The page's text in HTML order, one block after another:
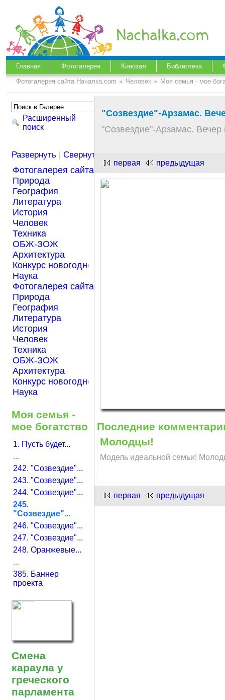
Главная Фотогалерея Кинозал Библиотека
Фотогалерея сайта Началка.com Человек Моя семья - мое
Расширенный
поиск
Развернуть |Свернуть
Фотогалерея сайта Началка.com
Природа
География
Литература
История
Человек
Техника
ОБЖ-ЗОЖ
Архитектура
Конкурс новогодней открытки "Нарисуем Новый
Наука
Фотогалерея сайта Началка.com
Природа
География
Литература
История
Человек
Техника
ОБЖ-ЗОЖ
Архитектура
Конкурс новогодней открытки "Нарисуем Новый
Наука
Моя семья -
мое богатство
1. Пусть будет...
...
242. "Созвездие"...
243. "Созвездие"...
244. "Созвездие"...
245.
"Созвездие"...
246. "Созвездие"...
247. "Созвездие"...
248. Оранжевые...
...
385. Баннер
проекта
Смена
караула у
греческого
парламента
"Созвездие"-Арзамас.
"Созвездие"-Арзамас. Вечер
первая предыдущая
Последние
Молодцы!
Модель идеальной семьи!
первая предыдущая